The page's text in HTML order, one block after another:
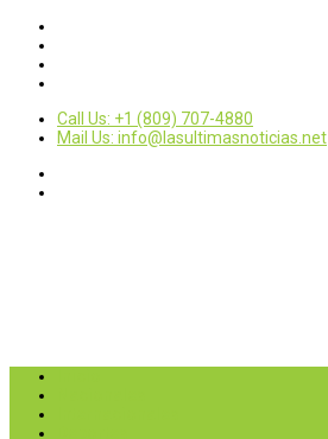
Call Us: +1 (809) 707-4880
Mail Us: info@lasultimasnoticias.net